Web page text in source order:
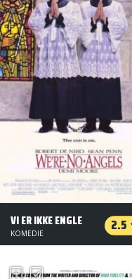
VI ER IKKE ENGLE 2.5
KOMEDIE